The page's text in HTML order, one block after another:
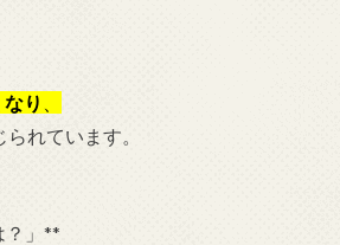
り
れています。
？」**